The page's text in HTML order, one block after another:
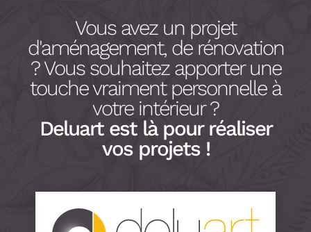
Vous avez un projet
d'aménagement, de rénovation
? Vous souhaitez apporter une
touche vraiment personnelle à
votre intérieur ?
Deluart est là pour réaliser
vos projets !